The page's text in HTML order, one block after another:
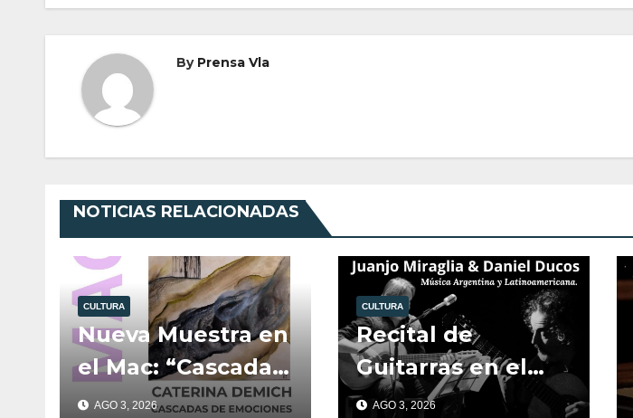
entradas
By Prensa Vla
NOTICIAS RELACIONADAS
CULTURA
Nueva Muestra en
el Mac: “Cascada
de emociones”.
AGO 3, 2026
CULTURA
Recital de
Guitarras en el
Mac.
AGO 3, 2026